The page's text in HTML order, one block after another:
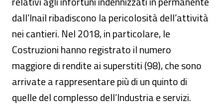
dall’Inail ribadiscono la pericolosità dell’attività
nei cantieri. Nel 2018, in particolare, le
Costruzioni hanno registrato il numero
maggiore di rendite ai superstiti (98), che sono
arrivate a rappresentare più di un quinto di
quelle del complesso dell’Industria e servizi.